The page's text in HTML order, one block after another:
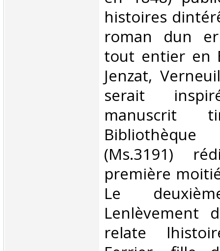
histoires
roman dun
tout entier en
Jenzat,
serait
(Ms.3191)
première
Le
Lenlèvement
relate